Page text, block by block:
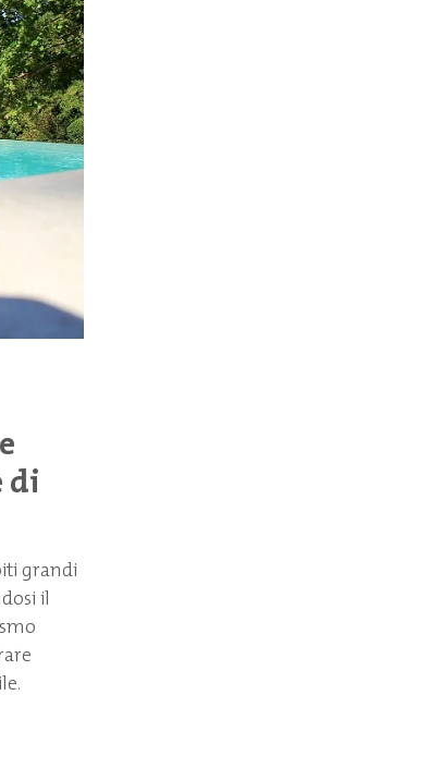
di
grandi
il